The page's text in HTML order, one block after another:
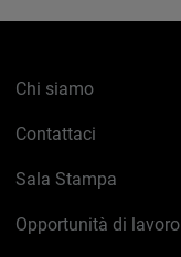
Chi siamo
Contattaci
Sala Stampa
Opportunità di lavoro